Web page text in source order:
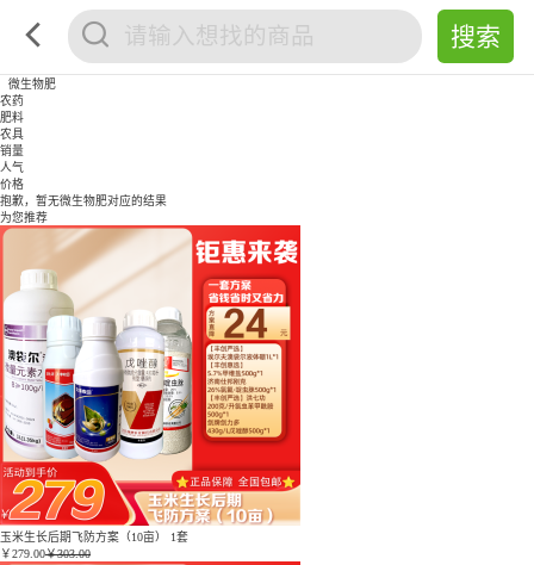
微生物肥
农药
肥料
农具
销量
人气
价格
抱歉，暂无微生物肥对应的结果
为您推荐
玉米生长后期飞防方案（10亩） 1套
￥279.00￥303.00